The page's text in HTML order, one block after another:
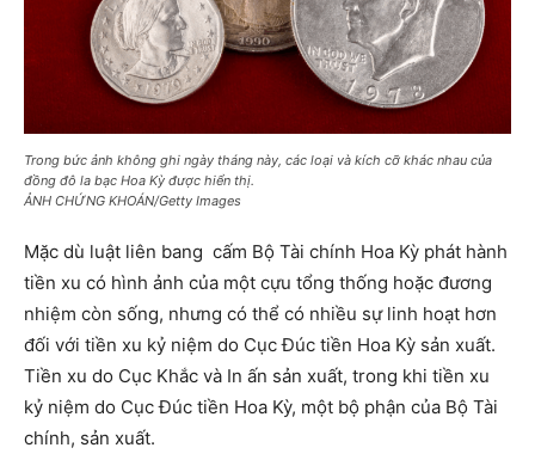
Trong bức ảnh không ghi ngày tháng này, các loại và kích cỡ khác nhau của
đồng đô la bạc Hoa Kỳ được hiển thị.
ẢNH CHỨNG KHOÁN/Getty Images
Mặc dù luật liên bang cấm Bộ Tài chính Hoa Kỳ phát hành
tiền xu có hình ảnh của một cựu tổng thống hoặc đương
nhiệm còn sống, nhưng có thể có nhiều sự linh hoạt hơn
đối với tiền xu kỷ niệm do Cục Đúc tiền Hoa Kỳ sản xuất.
Tiền xu do Cục Khắc và In ấn sản xuất, trong khi tiền xu
kỷ niệm do Cục Đúc tiền Hoa Kỳ, một bộ phận của Bộ Tài
chính, sản xuất.